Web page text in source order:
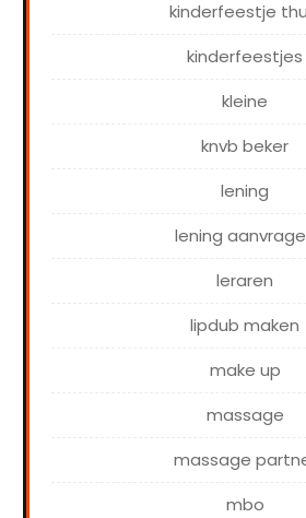
kinderfeestje
kinderfeestjes
kleine
knvb beker
lening
lening
leraren
lipdub maken
make up
massage
massage
mbo